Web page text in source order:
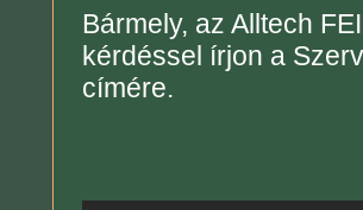
Bármely, az Alltech
kérdéssel írjon a
címére.